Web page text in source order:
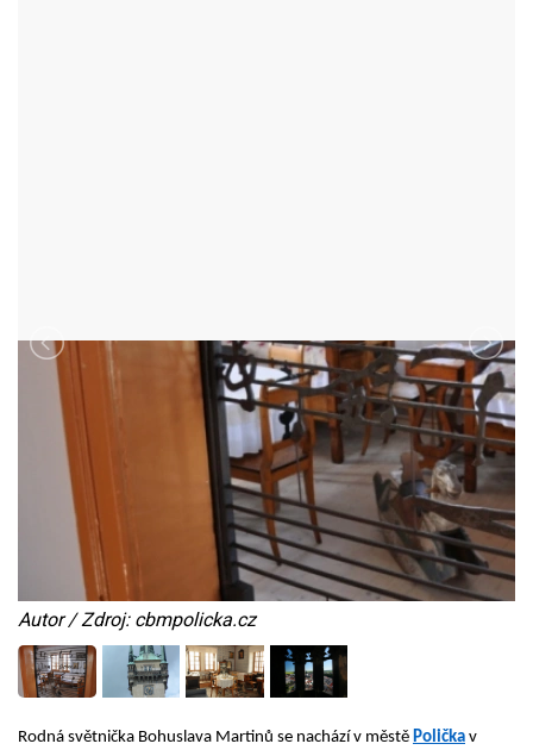
Autor / Zdroj: cbmpolicka.cz
Rodná světnička Bohuslava Martinů se nachází v městě Polička v